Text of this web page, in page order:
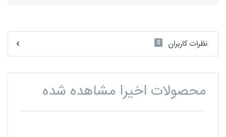
نظرات کاربران 0
محصولات اخیرا مشاهده شده